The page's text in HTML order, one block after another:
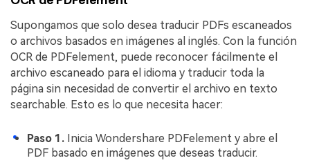
Supongamos que solo desea traducir PDFs escaneados
o archivos basados en imágenes al inglés. Con la función
OCR de PDFelement, puede reconocer fácilmente el
archivo escaneado para el idioma y traducir toda la
página sin necesidad de convertir el archivo en texto
searchable. Esto es lo que necesita hacer:
Paso 1. Inicia Wondershare PDFelement y abre el
PDF basado en imágenes que deseas traducir.